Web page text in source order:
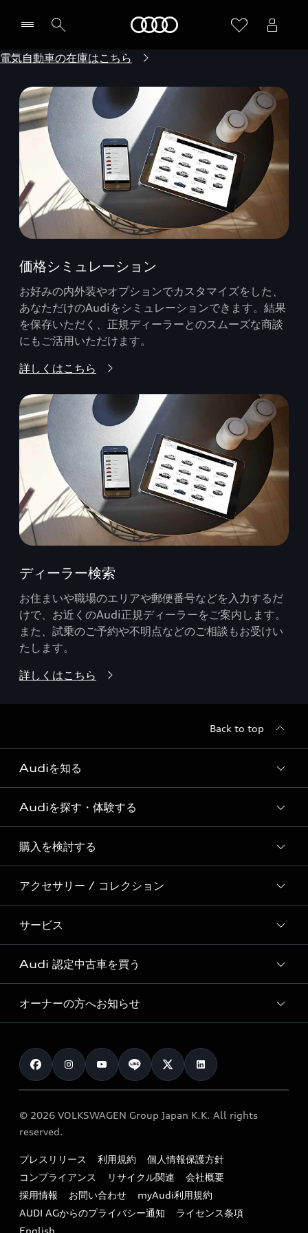
電気自動車の在庫はこちら
価格シミュレーション
お好みの内外装やオプションでカスタマイズをした、
あなただけのAudiをシミュレーションできます。結果
を保存いただく、正規ディーラーとのスムーズな商談
にもご活用いただけます。
詳しくはこちら
ディーラー検索
お住まいや職場のエリアや郵便番号などを入力するだ
けで、お近くのAudi正規ディーラーをご案内します。
また、試乗のご予約や不明点などのご相談もお受けい
たします。
詳しくはこちら
Back to top
Audiを知る
Audi ブランド
Story of Progress
Audi Sport
Formula 1®
デジタルサービス
Audiを探す・体験する
ディーラー検索
新車在庫検索
試乗車・展示車検索
見積り依頼
試乗予約
購入を検討する
モデル一覧
特別仕様モデル / 限定モデル
e-tronラインアップ
価格シミュレーション
車両比較
カタログ一覧
アクセサリー / コレクション
純正アクセサリー
オンラインショップ
Audi collection
アウディナビアプリ
サービス
サービス入庫予約
サービスプログラム
メンテナンス
車検 / 定期点検
e-tronアフターサポート
myAudi
Audi 認定中古車を買う
Audi認定中古車
クオリティ
保証
メンテナンス
ファイナンス
キャンペーン / イベント
買取査定
オーナーの方へお知らせ
お知らせ
オーナー様向けキャンペーン
特定整備適用車一覧
リサイクル法
よくある質問（FAQ）
© 2026 VOLKSWAGEN Group Japan K.K. All rights
reserved.
プレスリリース 利用規約
個人情報保護方針
コンプライアンス
リサイクル関連
会社概要
採用情報
お問い合わせ
myAudi利用規約
AUDI AGからのプライバシー通知
ライセンス条項
English